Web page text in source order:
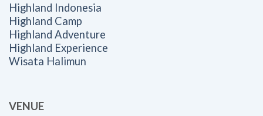
Highland Indonesia
Highland Camp
Highland Adventure
Highland Experience
Wisata Halimun
VENUE